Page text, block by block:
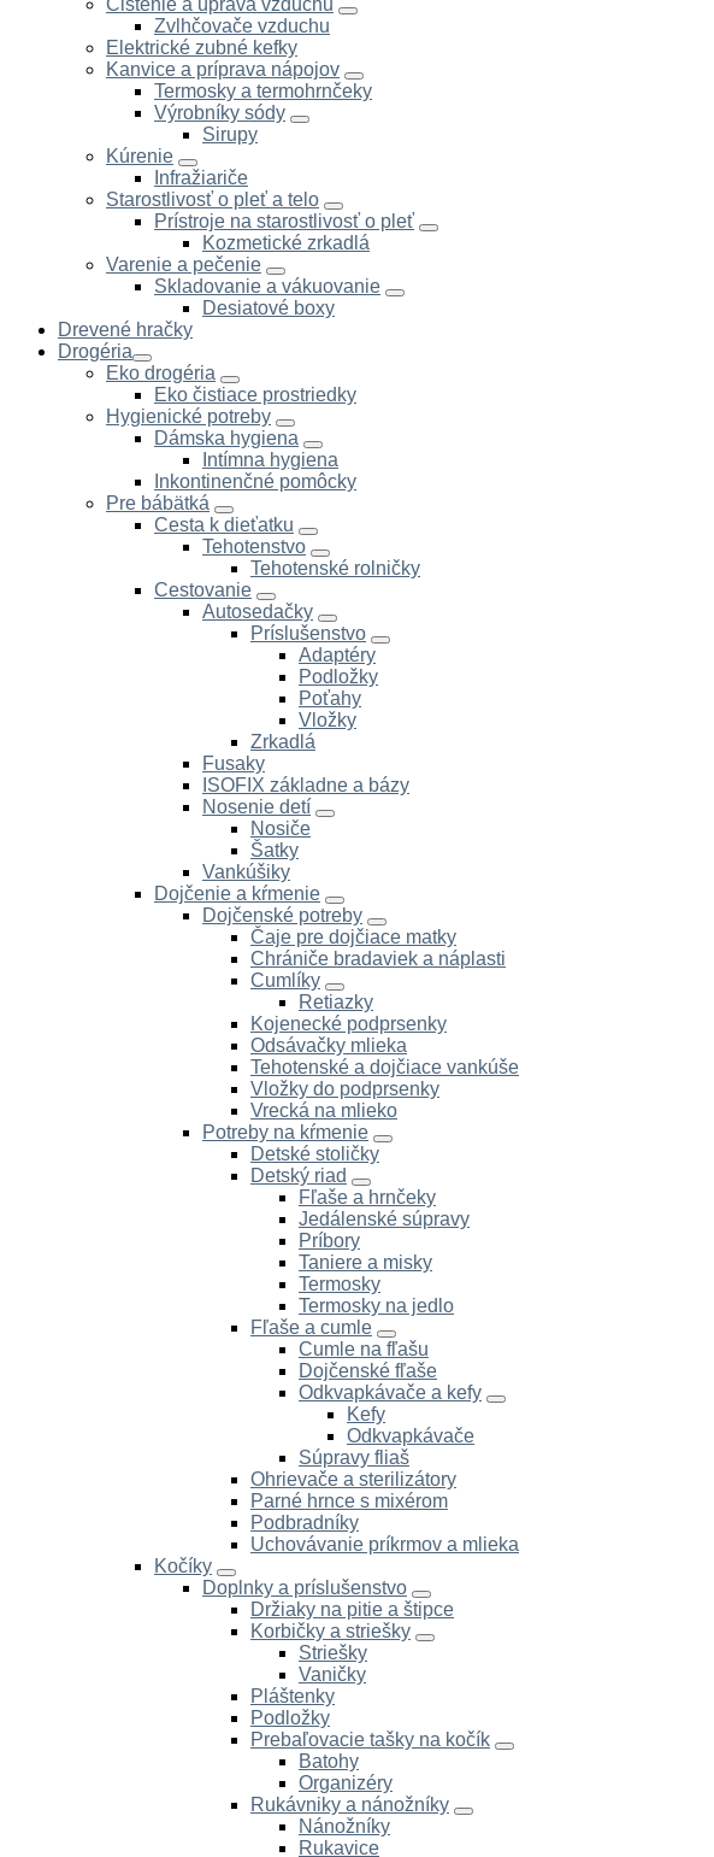
Čistenie a úprava vzduchu
Zvlhčovače vzduchu
Elektrické zubné kefky
Kanvice a príprava nápojov
Termosky a termohrnčeky
Výrobníky sódy
Sirupy
Kúrenie
Infražiariče
Starostlivosť o pleť a telo
Prístroje na starostlivosť o pleť
Kozmetické zrkadlá
Varenie a pečenie
Skladovanie a vákuovanie
Desiatové boxy
Drevené hračky
Drogéria
Eko drogéria
Eko čistiace prostriedky
Hygienické potreby
Dámska hygiena
Intímna hygiena
Inkontinenčné pomôcky
Pre bábätká
Cesta k dieťatku
Tehotenstvo
Tehotenské rolničky
Cestovanie
Autosedačky
Príslušenstvo
Adaptéry
Podložky
Poťahy
Vložky
Zrkadlá
Fusaky
ISOFIX základne a bázy
Nosenie detí
Nosiče
Šatky
Vankúšiky
Dojčenie a kŕmenie
Dojčenské potreby
Čaje pre dojčiace matky
Chrániče bradaviek a náplasti
Cumlíky
Retiazky
Kojenecké podprsenky
Odsávačky mlieka
Tehotenské a dojčiace vankúše
Vložky do podprsenky
Vrecká na mlieko
Potreby na kŕmenie
Detské stoličky
Detský riad
Fľaše a hrnčeky
Jedálenské súpravy
Príbory
Taniere a misky
Termosky
Termosky na jedlo
Fľaše a cumle
Cumle na fľašu
Dojčenské fľaše
Odkvapkávače a kefy
Kefy
Odkvapkávače
Súpravy fliaš
Ohrievače a sterilizátory
Parné hrnce s mixérom
Podbradníky
Uchovávanie príkrmov a mlieka
Kočíky
Doplnky a príslušenstvo
Držiaky na pitie a štipce
Korbičky a striešky
Striešky
Vaničky
Pláštenky
Podložky
Prebaľovacie tašky na kočík
Batohy
Organizéry
Rukávniky a nánožníky
Nánožníky
Rukavice